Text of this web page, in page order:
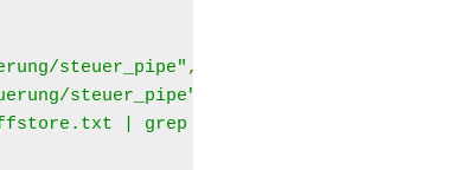
steuer_pipe" ,
steuer_pipe"
| grep -i 1"